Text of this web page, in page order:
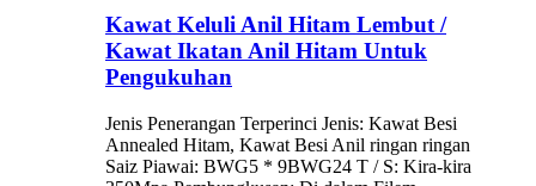
Kawat Keluli Anil Hitam Lembut /
Kawat Ikatan Anil Hitam Untuk
Pengukuhan
Jenis Penerangan Terperinci Jenis: Kawat Besi
Annealed Hitam, Kawat Besi Anil ringan ringan
Saiz Piawai: BWG5 * 9BWG24 T / S: Kira-kira